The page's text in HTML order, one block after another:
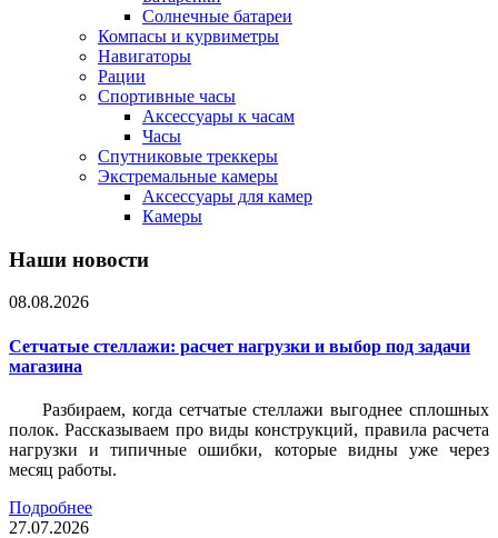
Солнечные батареи
Компасы и курвиметры
Навигаторы
Рации
Спортивные часы
Аксессуары к часам
Часы
Спутниковые треккеры
Экстремальные камеры
Аксессуары для камер
Камеры
Наши новости
08.08.2026
Сетчатые стеллажи: расчет нагрузки и выбор под задачи
магазина
Разбираем, когда сетчатые стеллажи выгоднее сплошных
полок. Рассказываем про виды конструкций, правила расчета
нагрузки и типичные ошибки, которые видны уже через
месяц работы.
Подробнее
27.07.2026